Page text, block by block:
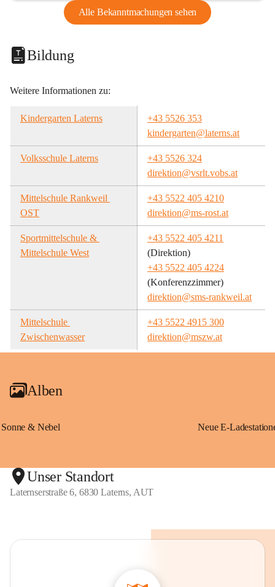
Alle Bekanntmachungen sehen
Bildung
Weitere Informationen zu:
Kindergarten Laterns
+43 5526 353
kindergarten@laterns.at
Volksschule Laterns
+43 5526 324
direktion@vsrlt.vobs.at
Mittelschule Rankweil
OST
+43 5522 405 4210
direktion@ms-rost.at
Sportmittelschule &
Mittelschule West
+43 5522 405 4211
(Direktion)
+43 5522 405 4224
(Konferenzzimmer)
direktion@sms-rankweil.at
Mittelschule
Zwischenwasser
+43 5522 4915 300
direktion@mszw.at
Alben
Sonne & Nebel
Unser Standort
Laternserstraße 6, 6830 Laterns, AUT